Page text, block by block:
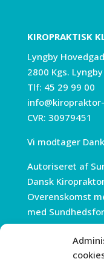
KIROPRAKTISK
Lyngby
2800 Kgs.
Tlf: 45 29 99 00
CVR: 30979451
Vi modtager
Autoriseret af
Dansk
Overenskomst
med
ÅBNINGSTIDER